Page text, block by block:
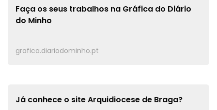
Faça os seus trabalhos na Gráfica do Diário
do Minho
grafica.diariodominho.pt
Já conhece o siteArquidiocese de Braga?